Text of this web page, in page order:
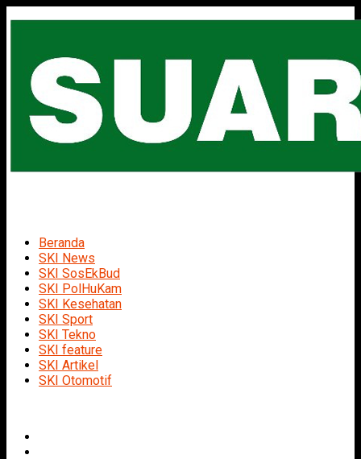
Beranda
SKI News
SKI SosEkBud
SKI PolHuKam
SKI Kesehatan
SKI Sport
SKI Tekno
SKI feature
SKI Artikel
SKI Otomotif